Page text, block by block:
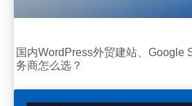
国内WordPress外贸建站、Google
务商怎么选？